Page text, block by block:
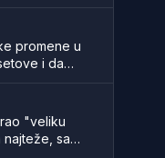
promene u
i da
"veliku
sa